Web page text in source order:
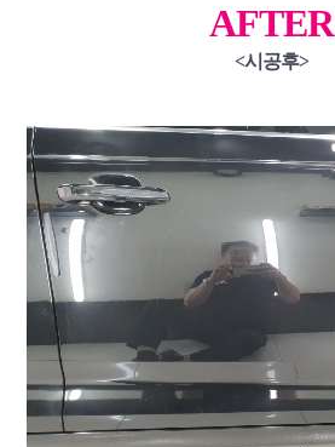
AFTER
<시공후>